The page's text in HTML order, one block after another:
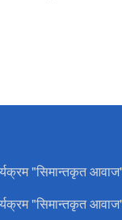
"सिमान्तकृत
"सिमान्तकृत